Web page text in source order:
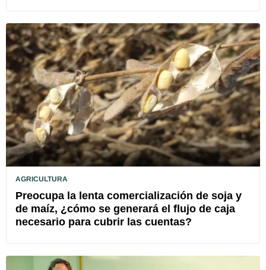
AGRICULTURA
Preocupa la lenta comercialización de soja y
de maíz, ¿cómo se generará el flujo de caja
necesario para cubrir las cuentas?